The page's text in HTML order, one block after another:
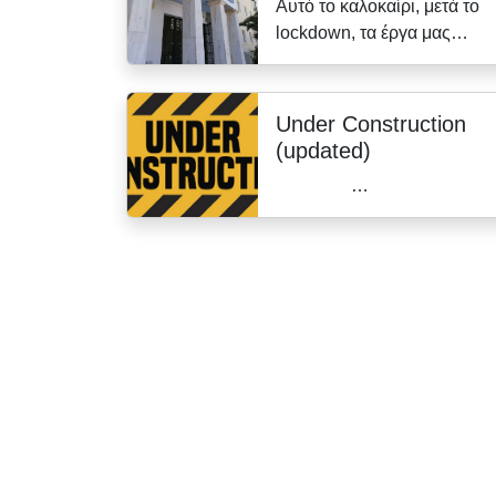
Αυτό το καλοκαίρι, μετά το
lockdown, τα έργα μας…
Under Construction
(updated)
…